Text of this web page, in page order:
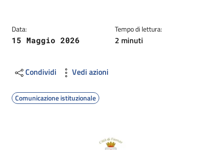
Data:
15 Maggio 2026
Tempo di lettura:
2 minuti
Condividi Vedi azioni
Comunicazione istituzionale